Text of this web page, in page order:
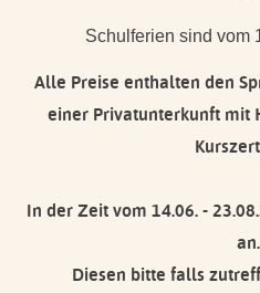
Schulferien sind vom
Alle Preise enthalten den
einer Privatunterkunft mit
In der Zeit vom 14.06. -
an.
Diesen bitte falls